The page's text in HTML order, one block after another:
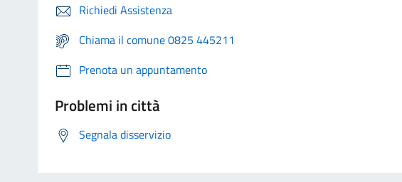
Richiedi Assistenza
Chiama il comune 0825 445211
Prenota un appuntamento
Problemi in città
Segnala disservizio